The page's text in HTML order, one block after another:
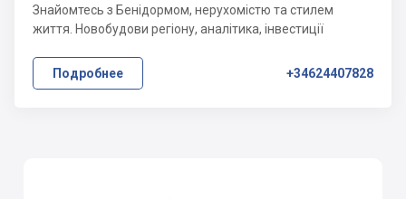
Знайомтесь з Бенідормом, нерухомістю та стилем
життя. Новобудови регіону, аналітика, інвестиції
Подробнее +34624407828